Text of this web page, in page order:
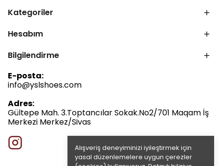
Alışveriş deneyiminizi iyileştirmek için
yasal düzenlemelere uygun çerezler
Kategoriler
Hesabım
Bilgilendirme
E-posta:
info@yslshoes.com
Adres:
Gültepe Mah. 3.Toptancılar Sokak.No2/701 Maqam İş
Merkezi Merkez/Sivas